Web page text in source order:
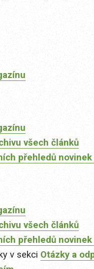
všech článků
přehledů
všech článků
přehledů
v sekci Otázky a